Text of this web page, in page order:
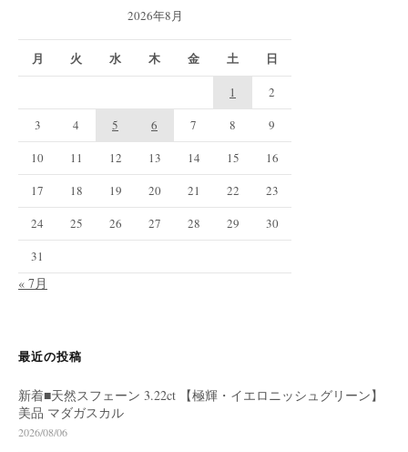
2026年8月
月 火 水 木 金 土 日
1
2
3
4 5 6 7 8
9
10
11 12 13 14 15
16
17
18 19 20 21 22
23
24
25 26 27 28 29
30
31
« 7月
最近の投稿
新着■天然スフェーン 3.22ct 【極輝・イエロニッシュグリーン】
美品 マダガスカル
2026/08/06